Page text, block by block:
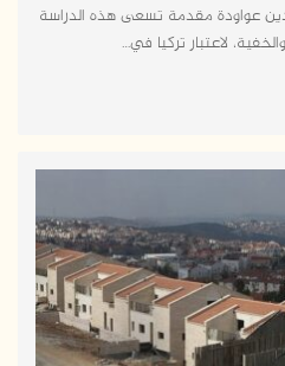
عواودة مقدمة تسعى هذه الدراسة
لاعتبار تركيا في…